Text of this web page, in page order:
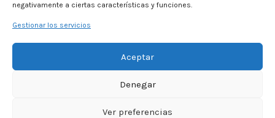
negativamente a ciertas características y funciones.
Gestionar los servicios
Aceptar
Denegar
Ver preferencias